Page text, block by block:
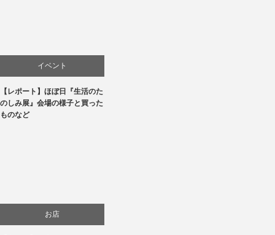
イベント
お店
【レポート】ほぼ日『生活のた
のしみ展』会場の様子と買った
ものなど
お店